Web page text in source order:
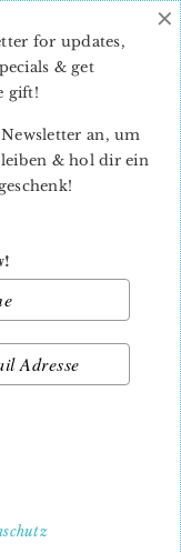
an,
for updates,
& get
gift!
an, um
& hol dir ein
×